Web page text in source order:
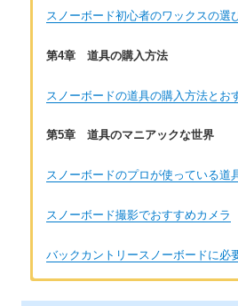
スノーボード初心者のワックスの選
第4章 道具の購入方法
スノーボードの道具の購入方法とお
第5章 道具のマニアックな世界
スノーボードのプロが使っている道
スノーボード撮影でおすすめカメラ
バックカントリースノーボードに必